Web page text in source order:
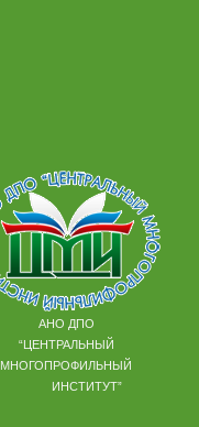
АНО ДПО
“ЦЕНТРАЛЬНЫЙ
МНОГОПРОФИЛЬНЫЙ
ИНСТИТУТ”